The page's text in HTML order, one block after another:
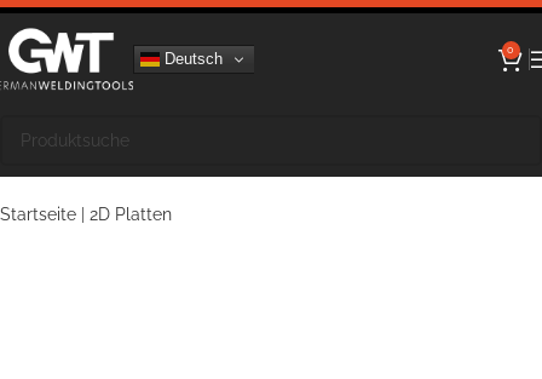
Deutsch 0
Startseite 2D Platten